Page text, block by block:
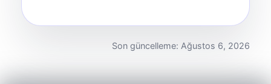
Son güncelleme: Ağustos 6, 2026